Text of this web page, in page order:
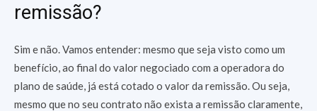
remissão?
Sim e não. Vamos entender: mesmo que seja visto como um
benefício, ao final do valor negociado com a operadora do
plano de saúde, já está cotado o valor da remissão. Ou seja,
mesmo que no seu contrato não exista a remissão claramente,